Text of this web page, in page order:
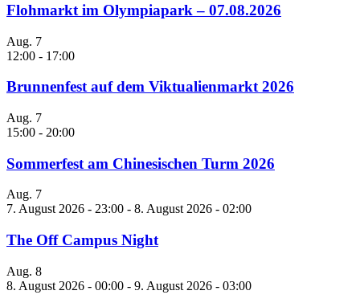
Flohmarkt im Olympiapark – 07.08.2026
Aug. 7
12:00 - 17:00
Brunnenfest auf dem Viktualienmarkt 2026
Aug. 7
15:00 - 20:00
Sommerfest am Chinesischen Turm 2026
Aug. 7
7. August 2026 - 23:00 - 8. August 2026 - 02:00
The Off Campus Night
Aug. 8
8. August 2026 - 00:00 - 9. August 2026 - 03:00